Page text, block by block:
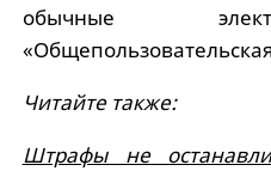
обычные
Читайте также:
Штрафы не